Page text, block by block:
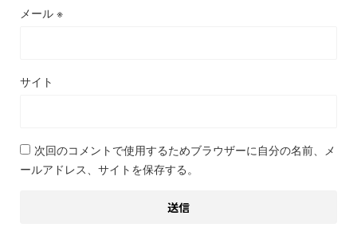
メール ※
サイト
次回のコメントで使用するためブラウザーに自分の名前、メ
ールアドレス、サイトを保存する。